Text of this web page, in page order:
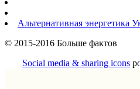
Альтернативная энергетика
© 2015-2016 Больше фактов
Social media & sharing icons